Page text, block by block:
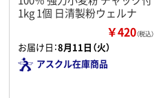
1kg 1個 日清製粉ウェルナ
￥420（税込）
お届け日：8月11日（火）
アスクル在庫商品